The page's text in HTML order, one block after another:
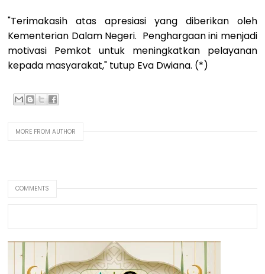
"Terimakasih atas apresiasi yang diberikan oleh
Kementerian Dalam Negeri. Penghargaan ini menjadi
motivasi Pemkot untuk meningkatkan pelayanan
kepada masyarakat," tutup Eva Dwiana. (*)
MORE FROM AUTHOR
COMMENTS